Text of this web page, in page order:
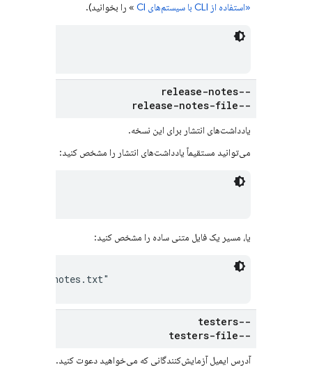
«استفاده از CLI با سیستم‌های CI » را بخوانید).
--release-notes
--release-notes-file
یادداشت‌های انتشار برای این نسخه.
می‌توانید مستقیماً یادداشت‌های انتشار را مشخص کنید:
یا، مسیر یک فایل متنی ساده را مشخص کنید:
notes.txt"
--testers
--testers-file
آدرس ایمیل آزمایش‌کنندگانی که می‌خواهید دعوت کنید.